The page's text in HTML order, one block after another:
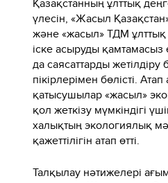
үлесін, «Жасыл
және «жасыл» ТДМ ұлттық
іске асыруды қамтамасыз
да саясаттарды
пікірлерімен бөлісті.
қатысушылар «жасыл»
қол жеткізу мүмкіндігі
халықтың экологиялық
қажеттілігін атап өтті.
Талқылау нәтижелері